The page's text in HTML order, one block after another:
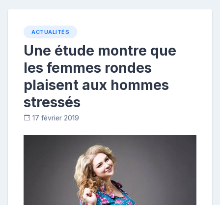
ACTUALITÉS
Une étude montre que
les femmes rondes
plaisent aux hommes
stressés
17 février 2019
n
t
r
i
b
u